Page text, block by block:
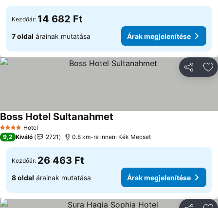
Kezdőár: 14 682 Ft
7 oldal árainak mutatása Árak megjelenítése
4 KategóriaHotel
Boss Hotel Sultanahmet
9,2 Kiváló 2721 0.8 km-re innen: Kék Mecset
Kezdőár: 26 463 Ft
8 oldal árainak mutatása Árak megjelenítése